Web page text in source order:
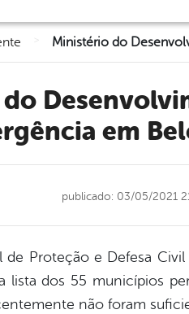
em
publicado: 03/05/2021
de Proteção e Defesa
lista dos 55 municípios
não foram